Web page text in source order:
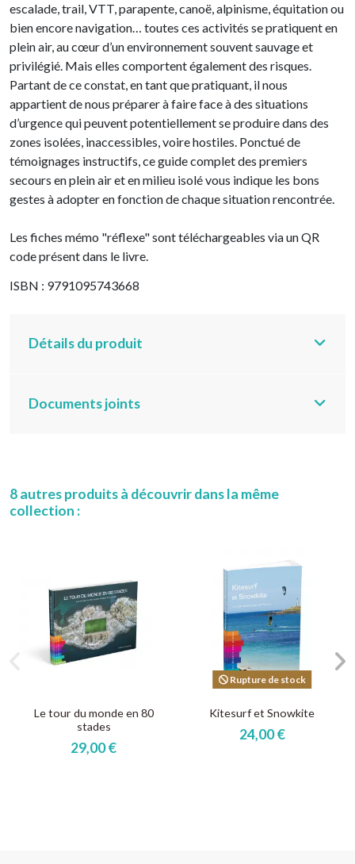
escalade, trail, VTT, parapente, canoë, alpinisme, équitation ou
bien encore navigation… toutes ces activités se pratiquent en
plein air, au cœur d’un environnement souvent sauvage et
privilégié. Mais elles comportent également des risques.
Partant de ce constat, en tant que pratiquant, il nous
appartient de nous préparer à faire face à des situations
d’urgence qui peuvent potentiellement se produire dans des
zones isolées, inaccessibles, voire hostiles. Ponctué de
témoignages instructifs, ce guide complet des premiers
secours en plein air et en milieu isolé vous indique les bons
gestes à adopter en fonction de chaque situation rencontrée.
Les fiches mémo "réflexe" sont téléchargeables via un QR
code présent dans le livre.
ISBN : 9791095743668
Détails du produit
Documents joints
8 autres produits à découvrir dans la même
collection :
Le tour du monde en 80
stades
29,00 €
Rupture de stock
Kitesurf et Snowkite
24,00 €